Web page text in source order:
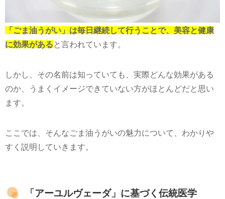
「ごま油うがい」は毎日継続して行うことで、美容と健康
に効果がある と言われています。
しかし、その名前は知っていても、実際どんな効果がある
のか、うまくイメージできていない方がほとんどだと思い
ます。
ここでは、そんなごま油うがいの魅力について、わかりや
すく説明していきます。
「アーユルヴェーダ」に基づく伝統医学